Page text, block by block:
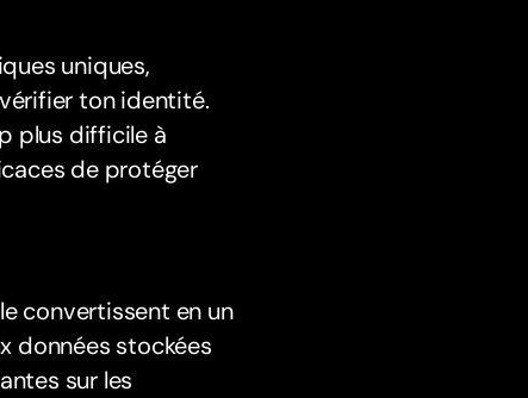
uniques,
ton identité.
plus difficile à
de protéger
convertissent en un
données stockées
sur les